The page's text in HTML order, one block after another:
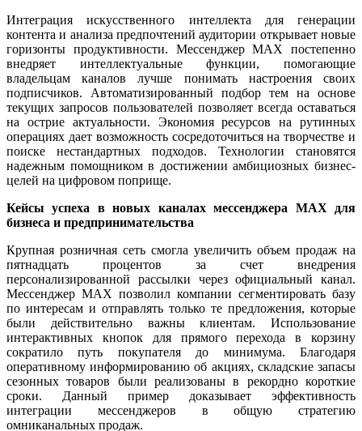
Интеграция искусственного интеллекта для генерации
контента и анализа предпочтений аудитории открывает новые
горизонты продуктивности. Мессенджер MAX постепенно
внедряет интеллектуальные функции, помогающие
владельцам каналов лучше понимать настроения своих
подписчиков. Автоматизированный подбор тем на основе
текущих запросов пользователей позволяет всегда оставаться
на острие актуальности. Экономия ресурсов на рутинных
операциях дает возможность сосредоточиться на творчестве и
поиске нестандартных подходов. Технологии становятся
надежным помощником в достижении амбициозных бизнес-
целей на цифровом поприще.
Кейсы успеха в новых каналах мессенджера MAX для
бизнеса и предпринимательства
Крупная розничная сеть смогла увеличить объем продаж на
пятнадцать процентов за счет внедрения
персонализированной рассылки через официальный канал.
Мессенджер MAX позволил компании сегментировать базу
по интересам и отправлять только те предложения, которые
были действительно важны клиентам. Использование
интерактивных кнопок для прямого перехода в корзину
сократило путь покупателя до минимума. Благодаря
оперативному информированию об акциях, складские запасы
сезонных товаров были реализованы в рекордно короткие
сроки. Данный пример доказывает эффективность
интеграции мессенджеров в общую стратегию
омниканальных продаж.